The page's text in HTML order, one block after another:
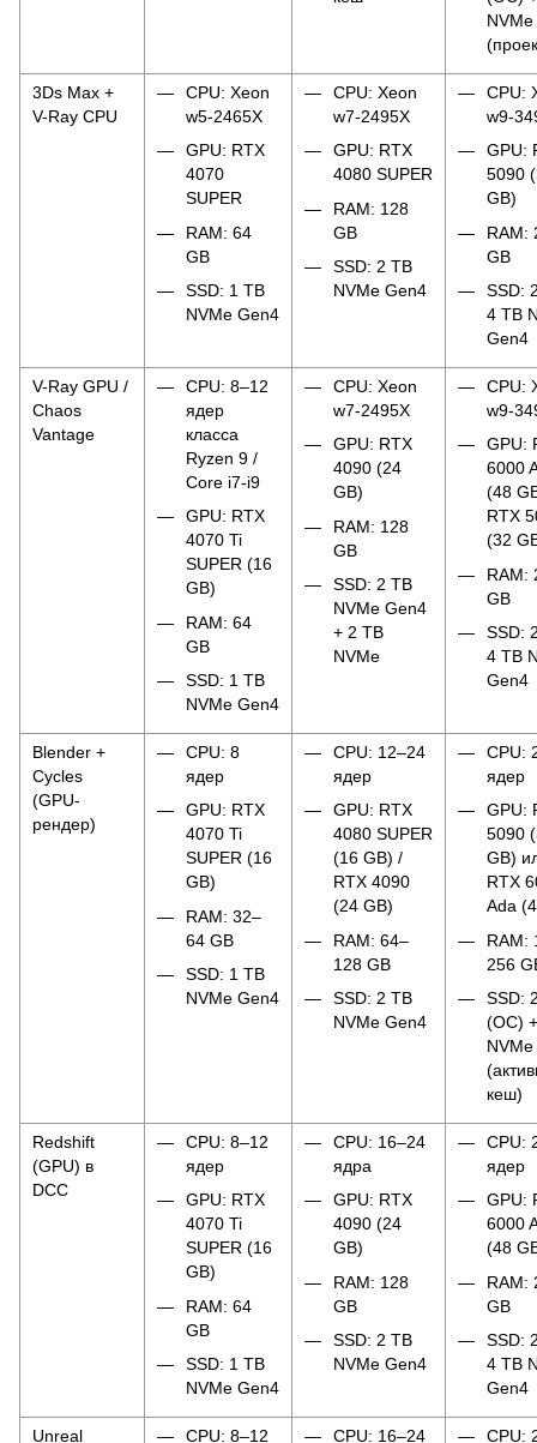
3Ds Max +
V-Ray CPU
CPU: Xeon
w5-2465X
GPU: RTX
4070
SUPER
RAM: 64
GB
SSD: 1 TB
NVMe Gen4
CPU: Xeon
w7-2495X
GPU: RTX
4080 SUPER
RAM: 128
GB
SSD: 2 TB
NVMe Gen4
CPU:
w9-
GPU:
5090
GB)
RAM:
GB
SSD:
4 TB
Gen4
V-Ray GPU /
Chaos
Vantage
CPU: 8–12
ядер
класса
Ryzen 9 /
Core i7-i9
GPU: RTX
4070 Ti
SUPER (16
GB)
RAM: 64
GB
SSD: 1 TB
NVMe Gen4
CPU: Xeon
w7-2495X
GPU: RTX
4090 (24
GB)
RAM: 128
GB
SSD: 2 TB
NVMe Gen4
+ 2 TB
NVMe
CPU:
w9-
GPU:
6000
(48
RTX
(32
RAM:
GB
SSD:
4 TB
Gen4
Blender +
Cycles
(GPU-
рендер)
CPU: 8
ядер
GPU: RTX
4070 Ti
SUPER (16
GB)
RAM: 32–
64 GB
SSD: 1 TB
NVMe Gen4
CPU: 12–24
ядер
GPU: RTX
4080 SUPER
(16 GB) /
RTX 4090
(24 GB)
RAM: 64–
128 GB
SSD: 2 TB
NVMe Gen4
CPU:
ядер
GPU:
5090
GB)
RTX
Ada
RAM:
256
SSD:
(ОС)
NVMe
кеш)
Redshift
(GPU) в
DCC
CPU: 8–12
ядер
GPU: RTX
4070 Ti
SUPER (16
GB)
RAM: 64
GB
SSD: 1 TB
NVMe Gen4
CPU: 16–24
ядра
GPU: RTX
4090 (24
GB)
RAM: 128
GB
SSD: 2 TB
NVMe Gen4
CPU:
ядер
GPU:
6000
(48
RAM:
GB
SSD:
4 TB
Gen4
Unreal
CPU: 8–12
CPU: 16–24
CPU: